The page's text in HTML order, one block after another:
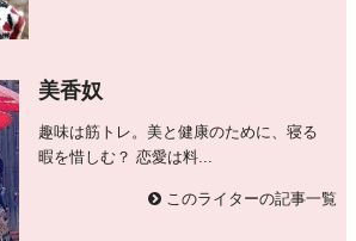
美香奴
趣味は筋トレ。美と健康のために、寝る
暇を惜しむ？ 恋愛は料...
このライターの記事一覧